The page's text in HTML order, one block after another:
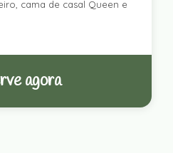
cama de casal Queen e
agora